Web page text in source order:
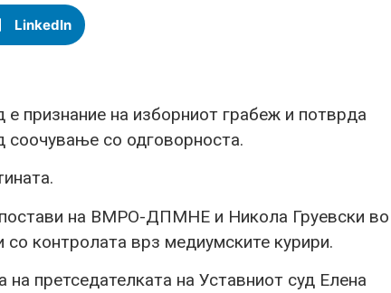
LinkedIn
признание на изборниот грабеж и потврда
соочување со одговорноста.
на ВМРО-ДПМНЕ и Никола Груевски во
контролата врз медиумските курири.
претседателката на Уставниот суд Елена